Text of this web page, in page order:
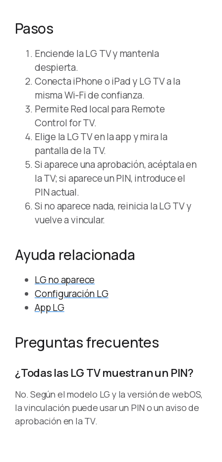
Pasos
Enciende la LG TV y mantenla
despierta.
Conecta iPhone o iPad y LG TV a la
misma Wi‑Fi de confianza.
Permite Red local para Remote
Control for TV.
Elige la LG TV en la app y mira la
pantalla de la TV.
Si aparece una aprobación, acéptala en
la TV; si aparece un PIN, introduce el
PIN actual.
Si no aparece nada, reinicia la LG TV y
vuelve a vincular.
Ayuda relacionada
LG no aparece
Configuración LG
App LG
Preguntas frecuentes
¿Todas las LG TV muestran un PIN?
No. Según el modelo LG y la versión de webOS,
la vinculación puede usar un PIN o un aviso de
aprobación en la TV.